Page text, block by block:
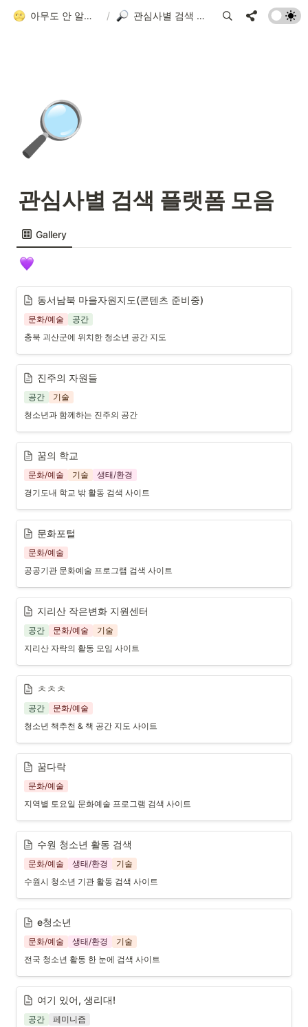
아무도 안 알려줘서 만든 청소년 네트워크 가이드 / 관심사별 검색 플랫폼 모음
🔎
관심사별 검색 플랫폼 모음
Gallery
동서남북 마을자원지도(콘텐츠 준비중)
문화/예술
공간
충북 괴산군에 위치한 청소년 공간 지도
진주의 자원들
공간
기술
청소년과 함께하는 진주의 공간
꿈의 학교
문화/예술 기술
생태/환경
경기도내 학교 밖 활동 검색 사이트
문화포털
문화/예술
공공기관 문화예술 프로그램 검색 사이트
지리산 작은변화 지원센터
공간 문화/예술
기술
지리산 자락의 활동 모임 사이트
ㅊㅊㅊ
공간
문화/예술
청소년 책추천 & 책 공간 지도 사이트
꿈다락
문화/예술
지역별 토요일 문화예술 프로그램 검색 사이트
수원 청소년 활동 검색
문화/예술 생태/환경
기술
수원시 청소년 기관 활동 검색 사이트
e청소년
문화/예술 생태/환경
기술
전국 청소년 활동 한 눈에 검색 사이트
여기 있어, 생리대!
공간
페미니즘